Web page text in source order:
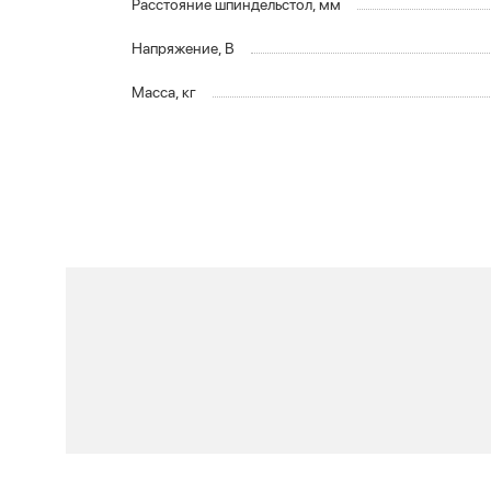
Расстояние шпиндельстол, мм
Напряжение, В
Масса, кг